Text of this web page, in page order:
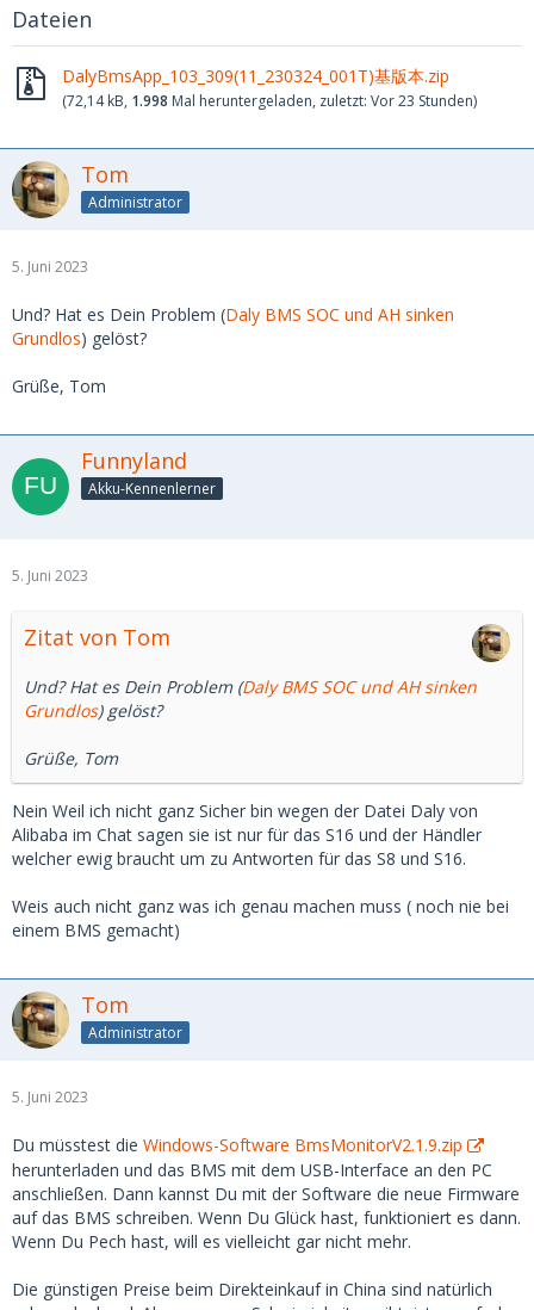
Dateien
DalyBmsApp_103_309(11_230324_001T)基版本.zip
(72,14 kB, 1.998 Mal heruntergeladen, zuletzt: Vor 23 Stunden)
Tom
Administrator
5. Juni 2023
Und? Hat es Dein Problem (Daly BMS SOC und AH sinken
Grundlos) gelöst?
Grüße, Tom
Funnyland
Akku-Kennenlerner
5. Juni 2023
Zitat von Tom
Und? Hat es Dein Problem (Daly BMS SOC und AH sinken
Grundlos) gelöst?
Grüße, Tom
Nein Weil ich nicht ganz Sicher bin wegen der Datei Daly von
Alibaba im Chat sagen sie ist nur für das S16 und der Händler
welcher ewig braucht um zu Antworten für das S8 und S16.
Weis auch nicht ganz was ich genau machen muss ( noch nie bei
einem BMS gemacht)
Tom
Administrator
5. Juni 2023
Du müsstest die Windows-Software BmsMonitorV2.1.9.zip
herunterladen und das BMS mit dem USB-Interface an den PC
anschließen. Dann kannst Du mit der Software die neue Firmware
auf das BMS schreiben. Wenn Du Glück hast, funktioniert es dann.
Wenn Du Pech hast, will es vielleicht gar nicht mehr.
Die günstigen Preise beim Direkteinkauf in China sind natürlich